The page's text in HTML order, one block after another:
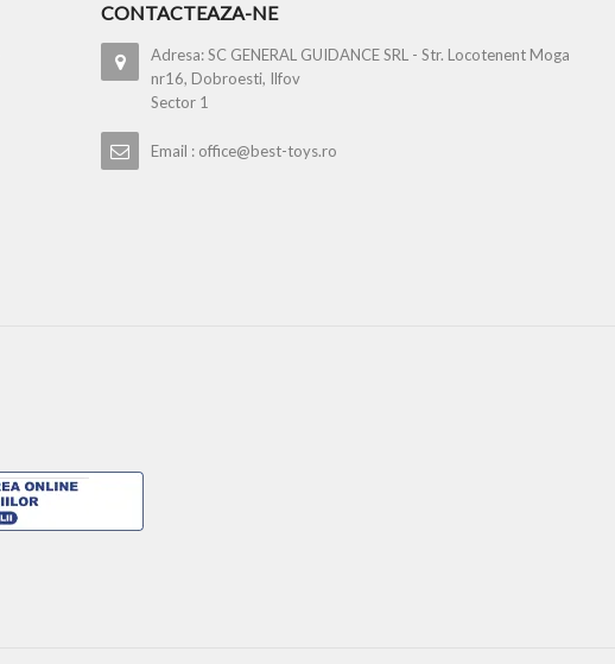
CONTACTEAZA-NE
Adresa: SC GENERAL GUIDANCE SRL - Str. Locotenent Moga
nr16, Dobroesti, Ilfov
Sector 1
Email : office@best-toys.ro